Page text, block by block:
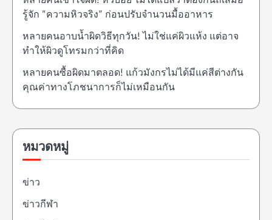
รู้จัก “ความหิวจริง” ก่อนปรับจำนวนมื้ออาหาร
หลายคนอาบน้ำผิดวิธีทุกวัน! ไม่ใช่แค่ผิวแห้ง แต่อาจ
ทำให้ผิวดูโทรมกว่าที่คิด
หลายคนซื้อผิดมาตลอด! แก้วมังกรไม่ได้มีแค่สีต่างกัน
คุณค่าทางโภชนาการก็ไม่เหมือนกัน
หมวดหมู่
ข่าว
ข่าวกีฬา